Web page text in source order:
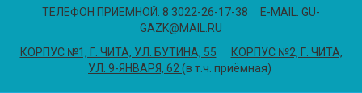
ТЕЛЕФОН ПРИЕМНОЙ: 8 3022-26-17-38 E-MAIL: GU-
GAZK@MAIL.RU
КОРПУС №1, Г. ЧИТА, УЛ. БУТИНА, 55
КОРПУС №2, Г. ЧИТА,
УЛ. 9-ЯНВАРЯ, 62 (в т.ч. приёмная)